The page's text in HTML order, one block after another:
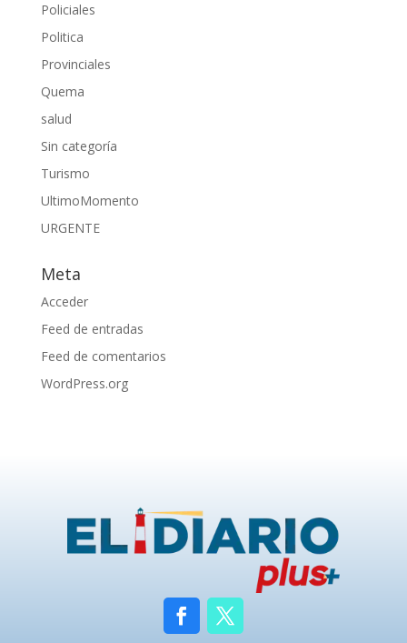
Policiales
Politica
Provinciales
Quema
salud
Sin categoría
Turismo
UltimoMomento
URGENTE
Meta
Acceder
Feed de entradas
Feed de comentarios
WordPress.org